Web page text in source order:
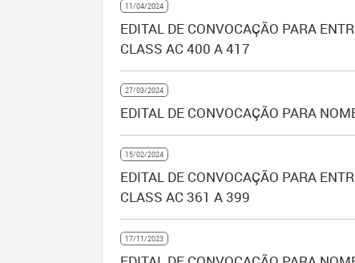
11/04/2024
EDITAL DE CONVOCAÇÃO PARA
CLASS AC 400 A 417
27/03/2024
EDITAL DE CONVOCAÇÃO PARA
15/02/2024
EDITAL DE CONVOCAÇÃO PARA
CLASS AC 361 A 399
17/11/2023